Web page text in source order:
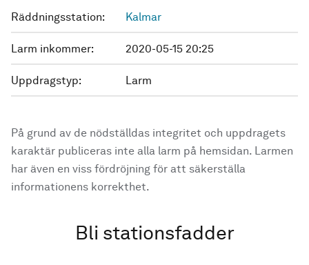
Räddningsstation: Kalmar
Larm inkommer: 2020-05-15 20:25
Uppdragstyp: Larm
På grund av de nödställdas integritet och uppdragets
karaktär publiceras inte alla larm på hemsidan. Larmen
har även en viss fördröjning för att säkerställa
informationens korrekthet.
Bli stationsfadder